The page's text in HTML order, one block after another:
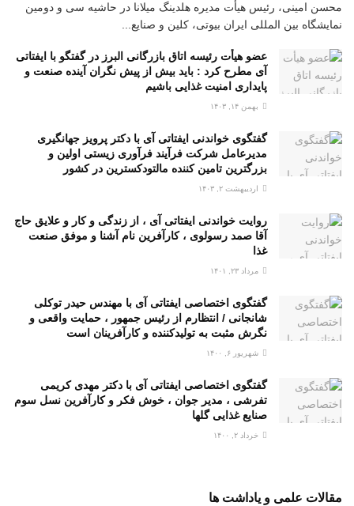
محسن امینی، رئیس هیأت مدیره هلدینگ میلانا در حاشیه سی و دومین
نمایشگاه بین المللی ایران بیوتی، کلین و صنایع...
عضو هیأت رئیسه اتاق بازرگانی البرز در گفتگو با ایفتاتی
آی مطرح کرد : باید بیش از پیش نگران آینده صنعت و
پایداری امنیت غذایی باشیم
بهمن ۱۴, ۱۴۰۳
گفتگوی خواندنی ایفتاتی آی با دکتر پرویز جهانگیری
مدیرعامل شرکت فرآیند فرآوری زیستی اولین و
بزرگترین تامین کننده مالتودکسترین در کشور
اردیبهشت ۲, ۱۴۰۳
روایت خواندنی ایفتاتی آی ، از زندگی و کار و علایق حاج
آقا صمد رسولوی ، کارآفرین نام آشنا و موفق صنعت
غذا
مرداد ۲۳, ۱۴۰۱
گفتگوی اختصاصی ایفتاتی آی با مهندس حیدر توکلی
شانجانی / انتظارم از رئیس جمهور ، حمایت واقعی و
نگرش مثبت به تولیدکننده و کارآفرینان است
شهریور ۶, ۱۴۰۰
گفتگوی اختصاصی ایفتاتی آی با دکتر مهدی کریمی
تفرشی ، مدیر جوان ، خوش فکر و کارآفرین نسل سوم
صنایع غذایی گلها
خرداد ۲, ۱۴۰۰
مقالات علمی و یاداشت ها